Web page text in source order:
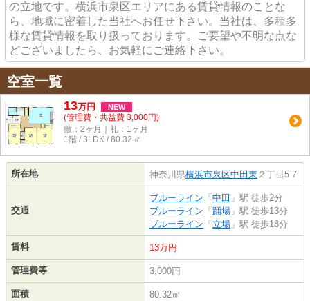
の立地です。横浜市泉区エリアにある賃貸情報のことな
ら、地域に密着した当社へお任せ下さい。当社は、多種多
様な賃貸情報を取り扱っております。ご要望や不明な点な
どございましたら、お気軽にご連絡下さい。
空室一覧
13万円 NEW
(管理費・共益費 3,000円)
敷：2ヶ月｜礼：1ヶ月
1階 / 3LDK / 80.32㎡
所在地 神奈川県横浜市泉区中田東 ２丁目5-7
交通
ブルーライン 「 中田 」駅 徒歩2分
ブルーライン 「 踊場 」駅 徒歩13分
ブルーライン 「 立場 」駅 徒歩18分
賃料 13万円
管理費等 3,000円
面積 80.32㎡